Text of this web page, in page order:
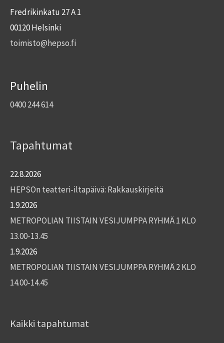
Fredrikinkatu 27 A 1
00120 Helsinki
toimisto@hepso.fi
Puhelin
0400 244 614
Tapahtumat
22.8.2026
HEPSOn teatteri-iltapäivä: Rakkauskirjeitä
1.9.2026
METROPOLIAN TIISTAIN VESIJUMPPA RYHMÄ 1 KLO
13.00-13.45
1.9.2026
METROPOLIAN TIISTAIN VESIJUMPPA RYHMÄ 2 KLO
14.00-14.45
Kaikki tapahtumat